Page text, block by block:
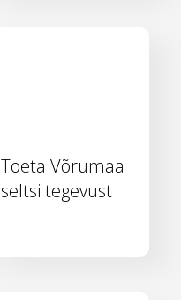
Toeta Võrumaa
seltsi tegevust